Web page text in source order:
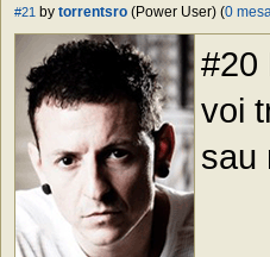
#21 by torrentsro (Power User) (0
#20
voi
sau